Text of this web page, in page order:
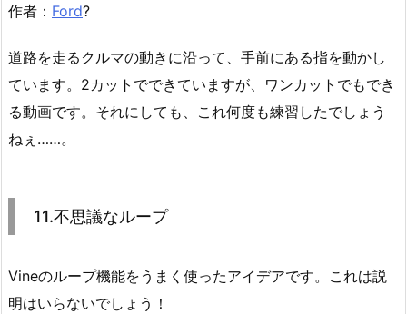
作者： Ford?
道路を走るクルマの動きに沿って、手前にある指を動かし
ています。2カットでできていますが、ワンカットでもでき
る動画です。それにしても、これ何度も練習したでしょう
ねぇ……。
11.不思議なループ
Vineのループ機能をうまく使ったアイデアです。これは説
明はいらないでしょう！